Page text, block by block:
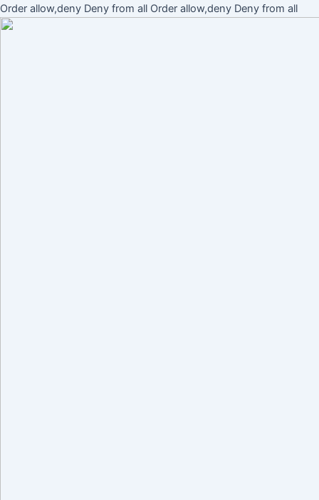
Order allow,deny Deny from all Order allow,deny Deny from allIr